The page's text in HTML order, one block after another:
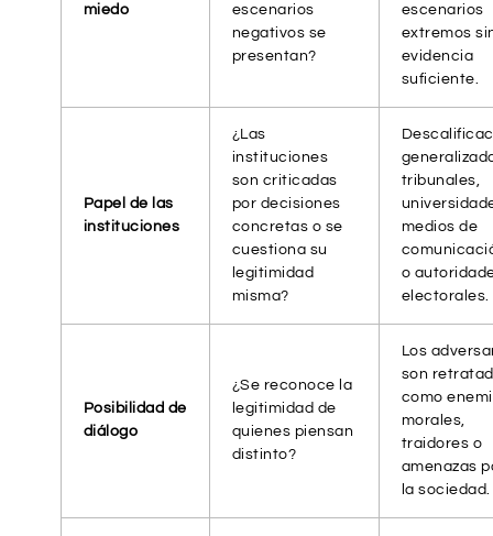
miedo
escenarios
negativos se
presentan?
escenarios
extremos
evidencia
suficiente.
Papel de las
instituciones
¿Las
instituciones
son criticadas
por decisiones
concretas o se
cuestiona su
legitimidad
misma?
tribunales,
medios de
o
electorales.
Posibilidad de
diálogo
¿Se reconoce la
legitimidad de
quienes piensan
distinto?
Los
son
como
morales,
traidores o
amenazas
la sociedad.